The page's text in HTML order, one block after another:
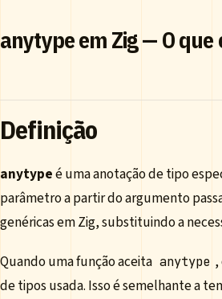
anytype em Zig — O que
Definição
anytypeé uma anotação de tipo
parâmetro a partir do argumento
genéricas em Zig, substituindo a
Quando uma função aceita anytype ,
de tipos usada. Isso é semelhante a